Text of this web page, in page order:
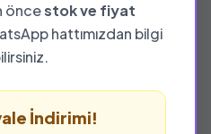
öncestok ve fiyat
hattımızdan bilgi
İndirimi!
ait tüm eserleri
ve güvenle sipariş